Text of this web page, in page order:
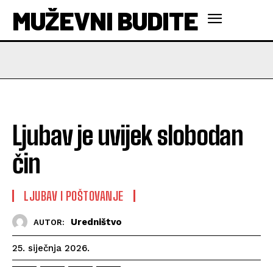
MUŽEVNI BUDITE
Ljubav je uvijek slobodan
čin
LJUBAV I POŠTOVANJE
AUTOR: Uredništvo
25. siječnja 2026.